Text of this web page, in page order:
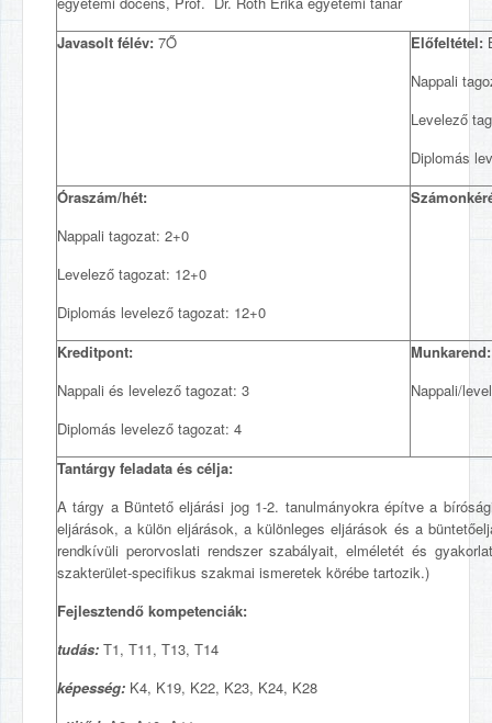
Javasolt félév: 7Ő Előfeltétel:
Nappali
Levelező
Diplomás
Óraszám/hét:
Nappali tagozat: 2+0
Levelező tagozat: 12+0
Diplomás levelező tagozat: 12+0
Kreditpont:
Nappali és levelező tagozat: 3
Diplomás levelező tagozat: 4
Munkarend:
Nappali/
Tantárgy feladata és célja:
A tárgy a Büntető eljárási jog 1-2. tanulmányokra építve a
eljárások, a külön eljárások, a különleges eljárások és a
rendkívüli perorvoslati rendszer szabályait, elméletét és
szakterület-specifikus szakmai ismeretek körébe tartozik.)
Fejlesztendő kompetenciák:
tudás: T1, T11, T13, T14
képesség: K4, K19, K22, K23, K24, K28